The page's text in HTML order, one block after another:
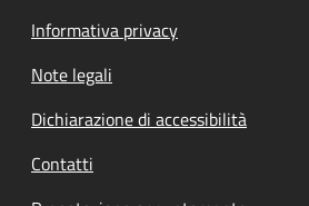
Informativa privacy
Note legali
Dichiarazione di accessibilità
Contatti